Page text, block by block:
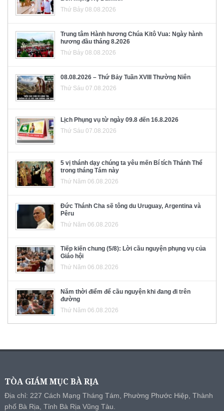
Thứ Bảy 08.08.2026
Trung tâm Hành hương Chúa Kitô Vua: Ngày hành
hương đầu tháng 8.2026
Thứ Bảy 08.08.2026
08.08.2026 – Thứ Bảy Tuần XVIII Thường Niên
Thứ Sáu 07.08.2026
Lịch Phụng vụ từ ngày 09.8 đến 16.8.2026
Thứ Sáu 07.08.2026
5 vị thánh dạy chúng ta yêu mến Bí tích Thánh Thể
trong tháng Tám này
Thứ Năm 06.08.2026
Đức Thánh Cha sẽ tông du Uruguay, Argentina và
Pêru
Thứ Năm 06.08.2026
Tiếp kiến chung (5/8): Lời cầu nguyện phụng vụ của
Giáo hội
Thứ Năm 06.08.2026
Năm thời điểm để cầu nguyện khi đang đi trên
đường
Thứ Năm 06.08.2026
TÒA GIÁM MỤC BÀ RỊA
Địa chỉ: 227 Cách Mạng Tháng Tám, Phường Phước Hiệp, Thành
phố Bà Rịa, Tỉnh Bà Rịa Vũng Tàu.